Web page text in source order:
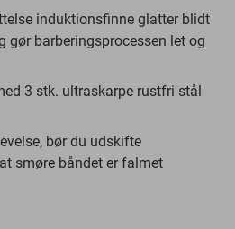
induktionsfinne glatter blidt
gør barberingsprocessen let og
3 stk. ultraskarpe rustfri stål
bør du udskifte
smøre båndet er falmet